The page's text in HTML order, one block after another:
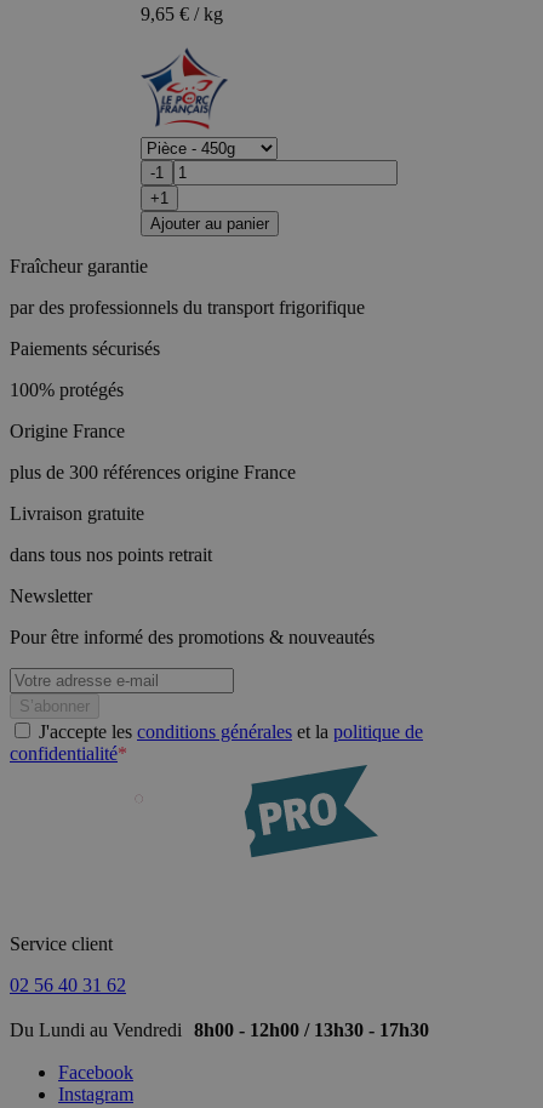
9,65 € / kg
-1
+1
Ajouter au panier
Fraîcheur garantie
par des professionnels du transport frigorifique
Paiements sécurisés
100% protégés
Origine France
plus de 300 références origine France
Livraison gratuite
dans tous nos points retrait
Newsletter
Pour être informé des promotions & nouveautés
J'accepte les conditions générales et la politique de
confidentialité*
Service client
02 56 40 31 62
Du Lundi au Vendredi 8h00 - 12h00 / 13h30 - 17h30
Facebook
Instagram